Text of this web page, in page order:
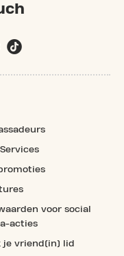
voor social
acties
je vriend(in) lid